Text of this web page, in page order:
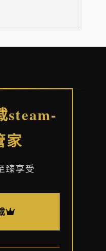
steam-
家
臻享受